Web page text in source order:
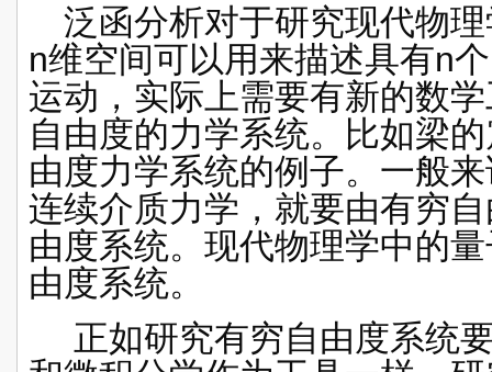
泛函分析对于研究现代物
n维空间可以用来描述具有n个
运动，实际上需要有新的数
自由度的力学系统。比如梁
由度力学系统的例子。一般
连续介质力学，就要由有穷
由度系统。现代物理学中的
由度系统。
正如研究有穷自由度系统